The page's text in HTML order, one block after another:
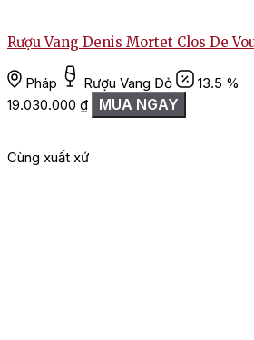
Rượu Vang Denis Mortet Clos De
Pháp Rượu Vang Đỏ
13.5 %
19.030.000 ₫ MUA NGAY
Cùng xuất xứ